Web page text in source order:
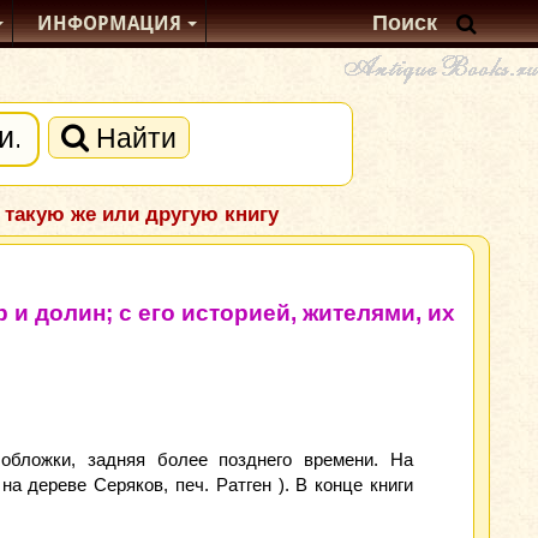
ИНФОРМАЦИЯ
Найти
же или другую книгу
долин; с его историей, жителями, их
задняя более позднего времени. На
дереве Серяков, печ. Ратген ). В конце книги